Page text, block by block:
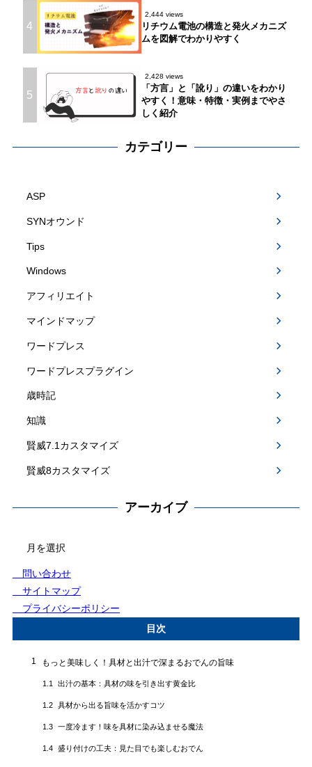
4
2,444 views
リチウム電池の構造と発火メカニズ
ムを図解でわかりやすく
5
2,428 views
「方言」と「訛り」の違いをわかり
やすく！意味・特徴・実例までやさ
しく紹介
カテゴリー
ASP
SYNオウンド
Tips
Windows
アフィリエイト
マインドマップ
ワードプレス
ワードプレスプラグイン
歳時記
知識
賢威7.1カスタマイズ
賢威8カスタマイズ
アーカイブ
問い合わせ
サイトマップ
プライバシーポリシー
目次
1 もっと美味しく！具材と出汁で深まるおでんの旨味
1.1 出汁の基本：具材の味を引き出す黄金比
1.2 具材から出る旨味を活かすコツ
1.3 一度冷ます！味を具材に染み込ませる魔法
1.4 盛り付けの工夫：見た目でも楽しむおでん